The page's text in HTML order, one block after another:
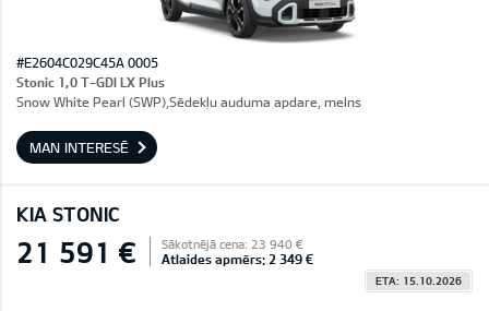
#E2604C029C45A 0005
Stonic 1,0 T-GDI LX Plus
Snow White Pearl (SWP),Sēdekļu auduma apdare, melns
MAN INTERESĒ
KIA STONIC
21 591 € Sākotnējā cena: 23 940 €
Atlaides apmērs: 2 349 €
ETA: 15.10.2026